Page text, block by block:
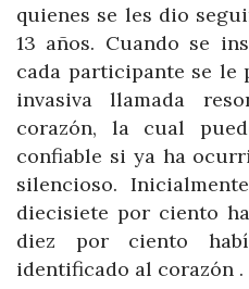
quienes se les dio
13 años. Cuando se
cada participante se le
invasiva llamada
corazón, la cual
confiable si ya ha
silencioso.
diecisiete por ciento
diez por ciento
identificado al corazón .